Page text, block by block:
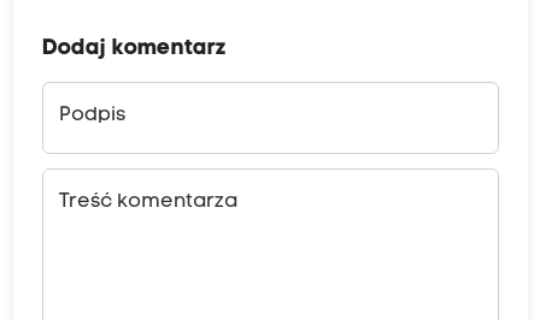
Dodaj komentarz
Podpis
Treść komentarza